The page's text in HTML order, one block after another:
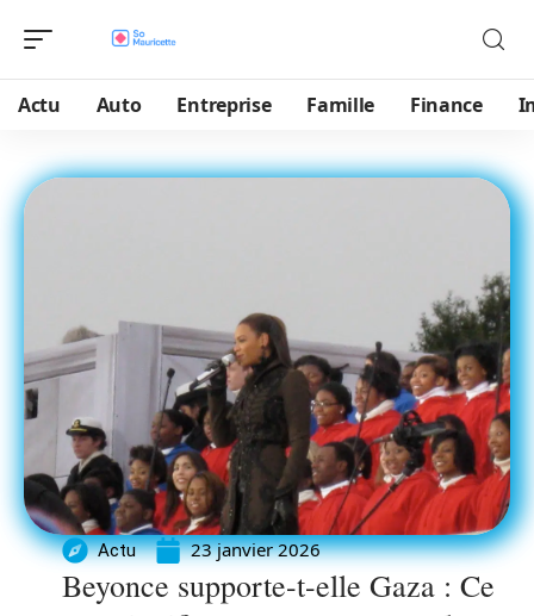
Actu Auto Entreprise Famille Finance
Actu 23 janvier 2026
Beyonce supporte-t-elle Gaza : Ce